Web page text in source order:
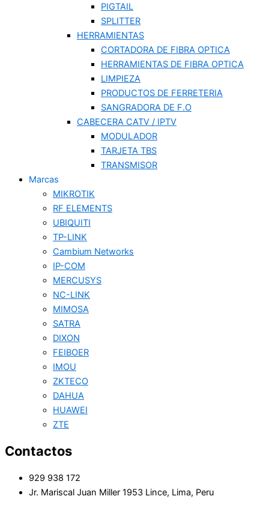
PIGTAIL
SPLITTER
HERRAMIENTAS
CORTADORA DE FIBRA OPTICA
HERRAMIENTAS DE FIBRA OPTICA
LIMPIEZA
PRODUCTOS DE FERRETERIA
SANGRADORA DE F.O
CABECERA CATV / IPTV
MODULADOR
TARJETA TBS
TRANSMISOR
Marcas
MIKROTIK
RF ELEMENTS
UBIQUITI
TP-LINK
Cambium Networks
IP-COM
MERCUSYS
NC-LINK
MIMOSA
SATRA
DIXON
FEIBOER
IMOU
ZKTECO
DAHUA
HUAWEI
ZTE
Contactos
929 938 172
Jr. Mariscal Juan Miller 1953 Lince, Lima, Peru